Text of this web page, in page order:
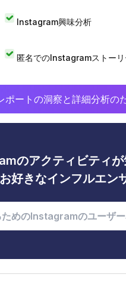
Instagram興味分析
匿名でのInstagramストーリ
ートの洞察と詳細分析の
のアクティビティ
お好きなインフルエン